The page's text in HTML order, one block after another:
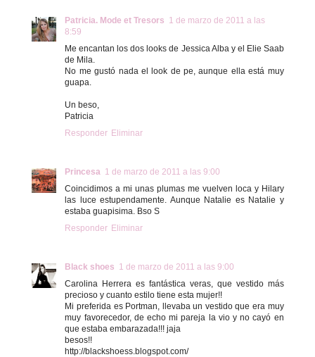
Patricia. Mode et Tresors 1 de marzo de 2011 a las
8:59
Me encantan los dos looks de Jessica Alba y el Elie Saab
de Mila.
No me gustó nada el look de pe, aunque ella está muy
guapa.
Un beso,
Patricia
Responder Eliminar
Princesa 1 de marzo de 2011 a las 9:00
Coincidimos a mi unas plumas me vuelven loca y Hilary
las luce estupendamente. Aunque Natalie es Natalie y
estaba guapisima. Bso S
Responder Eliminar
Black shoes 1 de marzo de 2011 a las 9:00
Carolina Herrera es fantástica veras, que vestido más
precioso y cuanto estilo tiene esta mujer!!
Mi preferida es Portman, llevaba un vestido que era muy
muy favorecedor, de echo mi pareja la vio y no cayó en
que estaba embarazada!!! jaja
besos!!
http://blackshoess.blogspot.com/